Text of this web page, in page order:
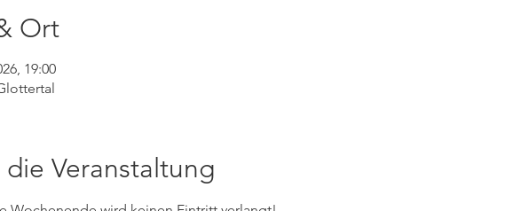
Ort
19:00
die Veranstaltung